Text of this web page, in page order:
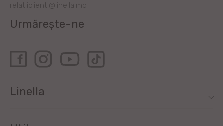
relatiiclienti@linella.md
Urmărește-ne
Linella